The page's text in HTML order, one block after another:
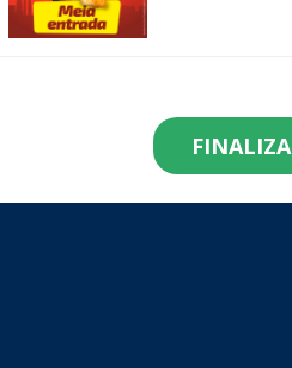
Residentes
Dia
R$ 299,90
Por R$ 82,90
Pasaporte